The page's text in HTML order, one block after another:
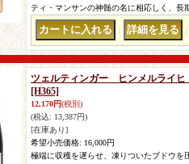
ティ・マンサンの神髄の名に相応しく、
ツェルティンガー ヒンメルライ
[H365]
12,170円(税別)
(税込: 13,387円)
[在庫あり]
希望小売価格: 16,000円
極端に収穫を遅らせ、凍りついたブドウ